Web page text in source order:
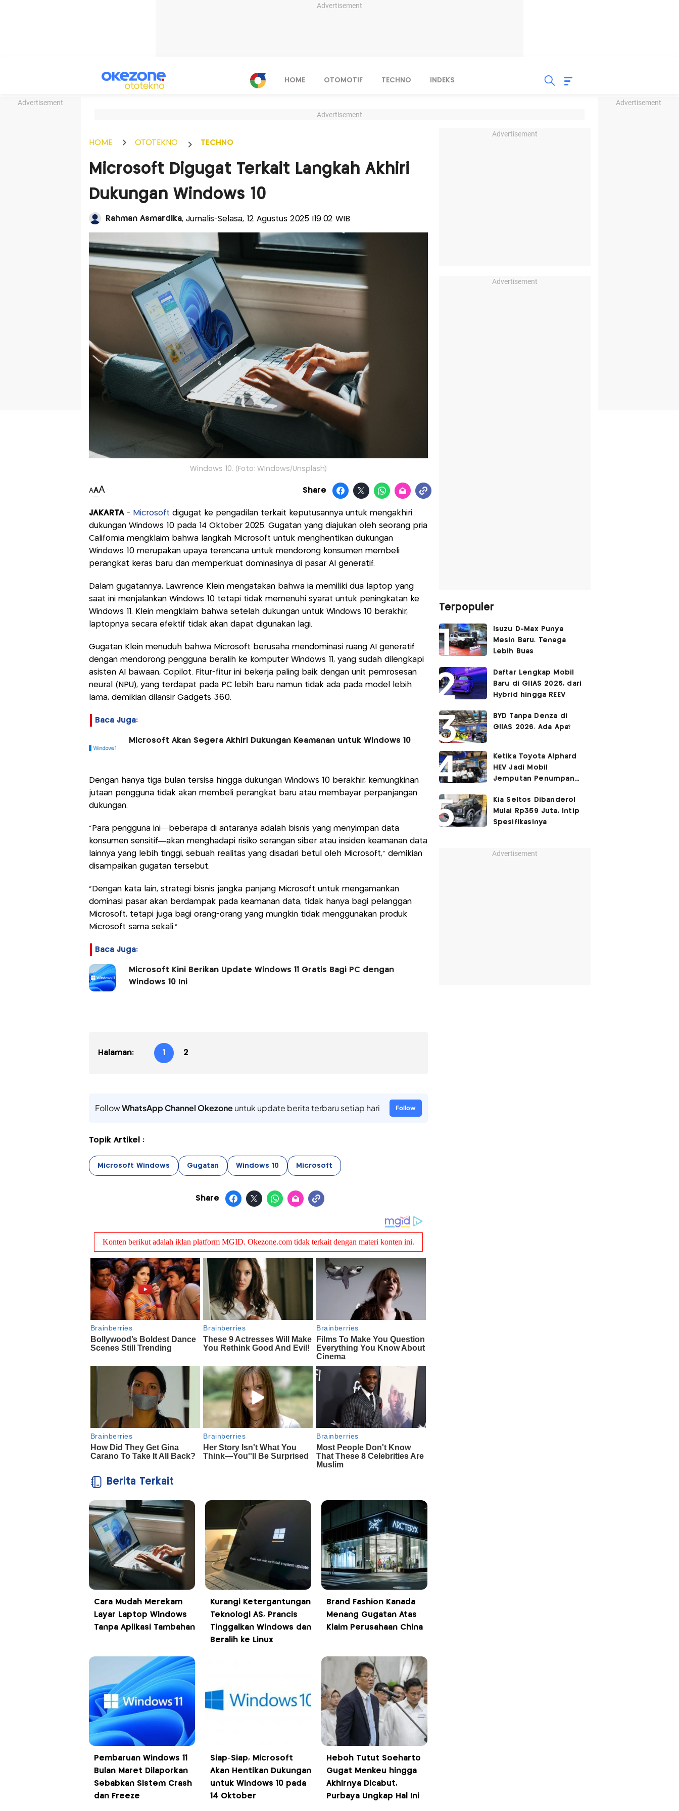
Advertisement
Advertisement Advertisement
HOME OTOMOTIF TECHNO INDEKS
Advertisement
HOME OTOTEKNO TECHNO
Microsoft Digugat Terkait Langkah Akhiri
Dukungan Windows 10
Rahman Asmardika, Jurnalis-Selasa, 12 Agustus 2025 |19:02 WIB
Windows 10. (Foto: WIndows/Unsplash)
AAA Share
JAKARTA- Microsoft digugat ke pengadilan terkait keputusannya untuk mengakhiri
dukungan Windows 10 pada 14 Oktober 2025. Gugatan yang diajukan oleh seorang pria
California mengklaim bahwa langkah Microsoft untuk menghentikan dukungan
Windows 10 merupakan upaya terencana untuk mendorong konsumen membeli
perangkat keras baru dan memperkuat dominasinya di pasar AI generatif.
Dalam gugatannya, Lawrence Klein mengatakan bahwa ia memiliki dua laptop yang
saat ini menjalankan Windows 10 tetapi tidak memenuhi syarat untuk peningkatan ke
Windows 11. Klein mengklaim bahwa setelah dukungan untuk Windows 10 berakhir,
laptopnya secara efektif tidak akan dapat digunakan lagi.
Gugatan Klein menuduh bahwa Microsoft berusaha mendominasi ruang AI generatif
dengan mendorong pengguna beralih ke komputer Windows 11, yang sudah dilengkapi
asisten AI bawaan, Copilot. Fitur-fitur ini bekerja paling baik dengan unit pemrosesan
neural (NPU), yang terdapat pada PC lebih baru namun tidak ada pada model lebih
lama, demikian dilansir Gadgets 360.
Baca Juga:
Microsoft Akan Segera Akhiri Dukungan Keamanan untuk Windows 10
Dengan hanya tiga bulan tersisa hingga dukungan Windows 10 berakhir, kemungkinan
jutaan pengguna tidak akan membeli perangkat baru atau membayar perpanjangan
dukungan.
"Para pengguna ini—beberapa di antaranya adalah bisnis yang menyimpan data
konsumen sensitif—akan menghadapi risiko serangan siber atau insiden keamanan data
lainnya yang lebih tinggi, sebuah realitas yang disadari betul oleh Microsoft," demikian
disampaikan gugatan tersebut.
"Dengan kata lain, strategi bisnis jangka panjang Microsoft untuk mengamankan
dominasi pasar akan berdampak pada keamanan data, tidak hanya bagi pelanggan
Microsoft, tetapi juga bagi orang-orang yang mungkin tidak menggunakan produk
Microsoft sama sekali."
Baca Juga:
Microsoft Kini Berikan Update Windows 11 Gratis Bagi PC dengan
Windows 10 Ini
Halaman: 1 2
FollowWhatsApp Channel Okezoneuntuk update berita terbaru setiap hari Follow
Topik Artikel :
Microsoft Windows Gugatan Windows 10 Microsoft
Share
Berita Terkait
Cara Mudah Merekam
Layar Laptop Windows
Tanpa Aplikasi Tambahan
Kurangi Ketergantungan
Teknologi AS, Prancis
Tinggalkan Windows dan
Beralih ke Linux
Brand Fashion Kanada
Menang Gugatan Atas
Klaim Perusahaan China
Pembaruan Windows 11
Bulan Maret Dilaporkan
Sebabkan Sistem Crash
dan Freeze
Siap-Siap, Microsoft
Akan Hentikan Dukungan
untuk Windows 10 pada
14 Oktober
Heboh Tutut Soeharto
Gugat Menkeu hingga
Akhirnya Dicabut,
Purbaya Ungkap Hal Ini
Advertisement
Advertisement
Terpopuler
Isuzu D-Max Punya
Mesin Baru, Tenaga
Lebih Buas
Daftar Lengkap Mobil
Baru di GIIAS 2026, dari
Hybrid hingga REEV
BYD Tanpa Denza di
GIIAS 2026, Ada Apa?
Ketika Toyota Alphard
HEV Jadi Mobil
Jemputan Penumpang
Kia Seltos Dibanderol
Mulai Rp359 Juta, Intip
Spesifikasinya
Advertisement